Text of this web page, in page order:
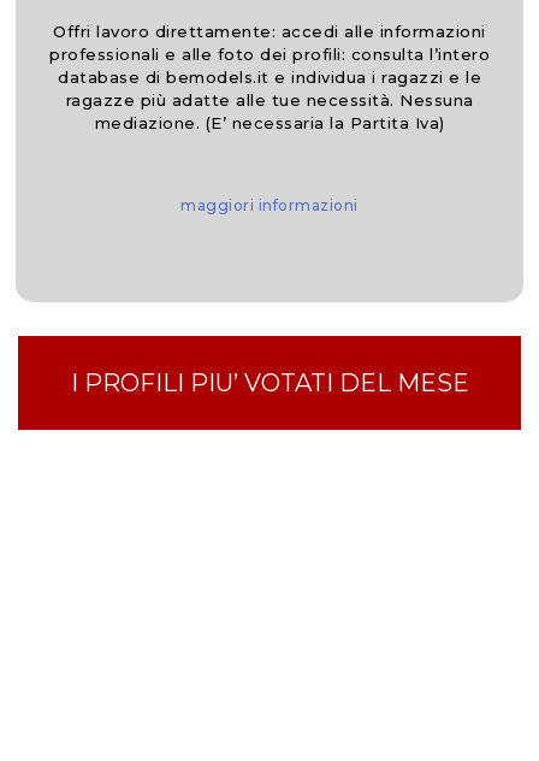
Offri lavoro direttamente: accedi alle informazioni
professionali e alle foto dei profili: consulta l’intero
database di bemodels.it e individua i ragazzi e le
ragazze più adatte alle tue necessità. Nessuna
mediazione. (E’ necessaria la Partita Iva)
maggiori informazioni
I PROFILI PIU’ VOTATI DEL MESE